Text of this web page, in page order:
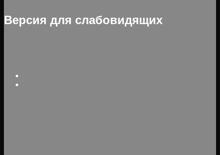
Версия для слабовидящих